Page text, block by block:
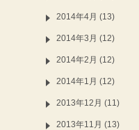
2014年4月 (13)
2014年3月 (12)
2014年2月 (12)
2014年1月 (12)
2013年12月 (11)
2013年11月 (13)